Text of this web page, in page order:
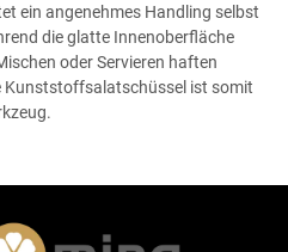
ein angenehmes Handling selbst
die glatte Innenoberfläche
oder Servieren haften
Kunststoffsalatschüssel ist somit